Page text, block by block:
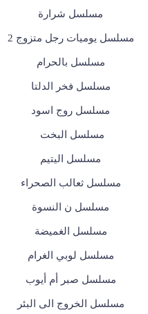
مسلسل شرارة
مسلسل يوميات رجل متزوج 2
مسلسل بالحرام
مسلسل فخر الدلتا
مسلسل روج اسود
مسلسل البخت
مسلسل اليتيم
مسلسل ثعالب الصحراء
مسلسل ن النسوة
مسلسل الغميضة
مسلسل لوبي الغرام
مسلسل صبر أم أيوب
مسلسل الخروج الى البئر